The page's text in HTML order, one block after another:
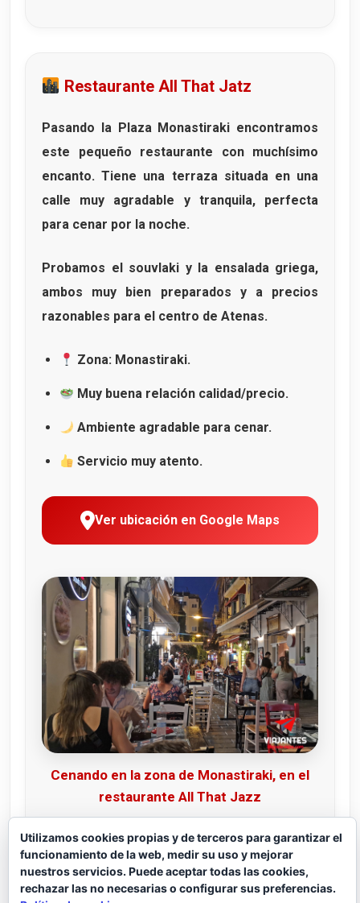
Restaurante All That Jatz
Pasando la Plaza Monastiraki encontramos
este pequeño restaurante con muchísimo
encanto. Tiene una terraza situada en una
calle muy agradable y tranquila, perfecta
para cenar por la noche.
Probamos el souvlaki y la ensalada griega,
ambos muy bien preparados y a precios
razonables para el centro de Atenas.
Zona: Monastiraki.
Muy buena relación calidad/precio.
Ambiente agradable para cenar.
Servicio muy atento.
Ver ubicación en Google Maps
Cenando en la zona de Monastiraki, en el
restaurante All That Jazz
Utilizamos cookies propias y de terceros para garantizar el
funcionamiento de la web, medir su uso y mejorar
nuestros servicios. Puede aceptar todas las cookies,
rechazar las no necesarias o configurar sus preferencias.